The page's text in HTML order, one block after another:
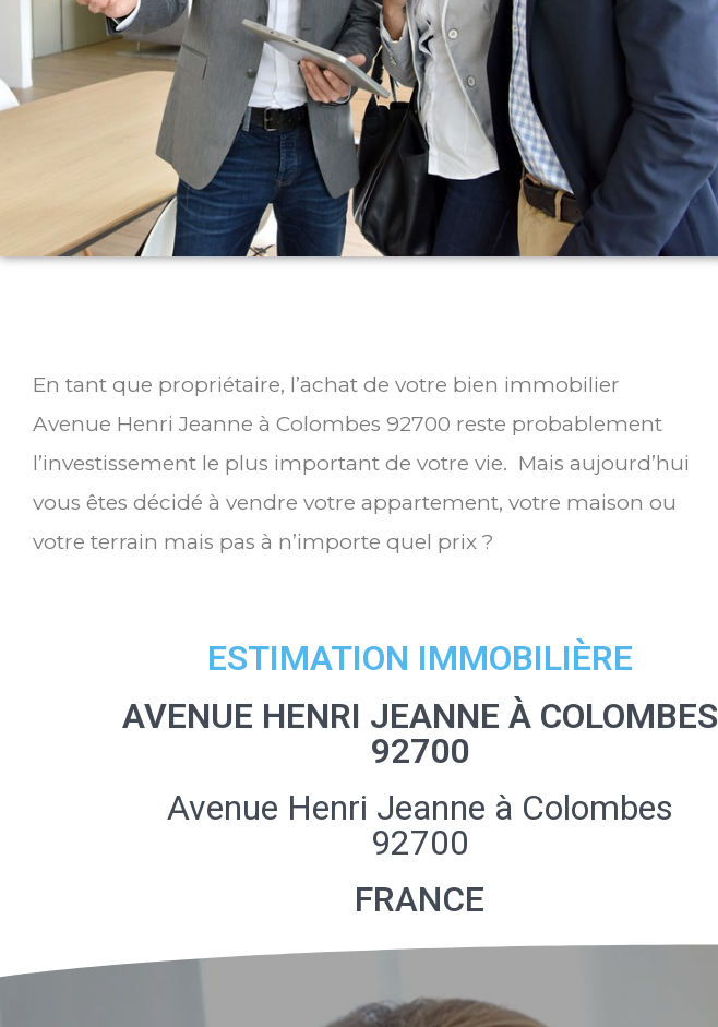
En tant que propriétaire, l’achat de votre bien immobilier
Avenue Henri Jeanne à Colombes 92700 reste probablement
l’investissement le plus important de votre vie. Mais aujourd’hui
vous êtes décidé à vendre votre appartement, votre maison ou
votre terrain mais pas à n’importe quel prix ?
ESTIMATION IMMOBILIÈRE
AVENUE HENRI JEANNE À COLOMBES
92700
Avenue Henri Jeanne à Colombes
92700
FRANCE